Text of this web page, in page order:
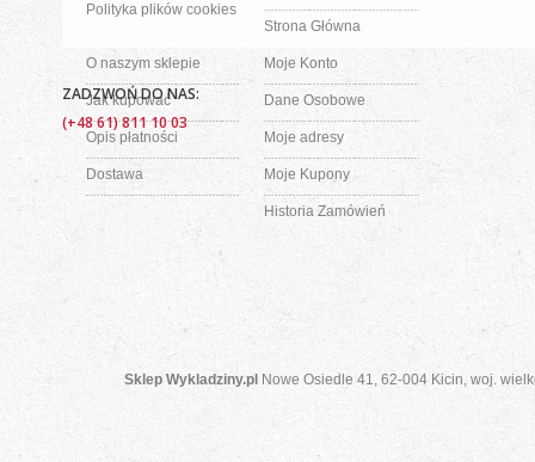
Polityka plików cookies
Strona Główna
O naszym sklepie
Jak kupować
Opis płatności
Dostawa
Moje Konto
Dane Osobowe
Moje adresy
Moje Kupony
Historia Zamówień
Sklep Wykladziny.pl Nowe Osiedle 41, 62-004 Kicin, woj.
ZADZWOŃ DO NAS:
(+48 61) 811 10 03